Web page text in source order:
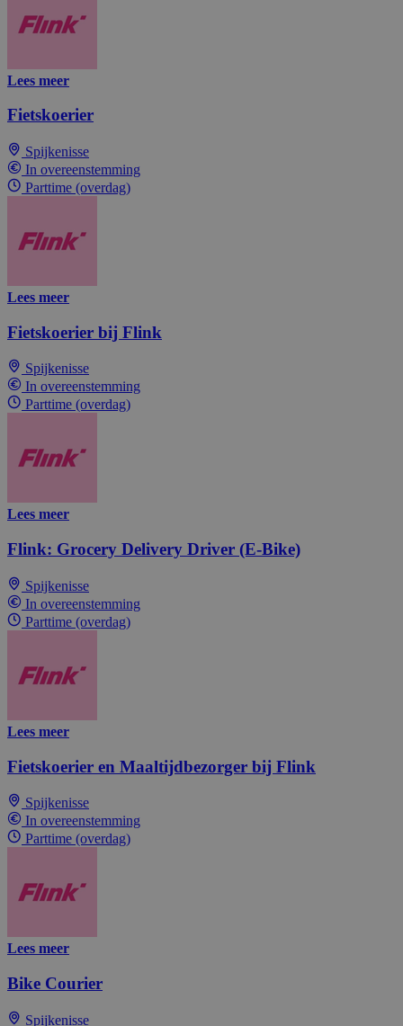
Lees meer
Fietskoerier
Spijkenisse
In overeenstemming
Parttime (overdag)
Lees meer
Fietskoerier bij Flink
Spijkenisse
In overeenstemming
Parttime (overdag)
Lees meer
Flink: Grocery Delivery Driver (E-Bike)
Spijkenisse
In overeenstemming
Parttime (overdag)
Lees meer
Fietskoerier en Maaltijdbezorger bij Flink
Spijkenisse
In overeenstemming
Parttime (overdag)
Lees meer
Bike Courier
Spijkenisse